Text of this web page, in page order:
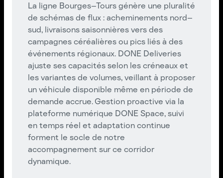
La ligne Bourges–Tours génère une pluralité
de schémas de flux : acheminements nord–
sud, livraisons saisonnières vers des
campagnes céréalières ou pics liés à des
événements régionaux. DONE Deliveries
ajuste ses capacités selon les créneaux et
les variantes de volumes, veillant à proposer
un véhicule disponible même en période de
demande accrue. Gestion proactive via la
plateforme numérique DONE Space, suivi
en temps réel et adaptation continue
forment le socle de notre
accompagnement sur ce corridor
dynamique.